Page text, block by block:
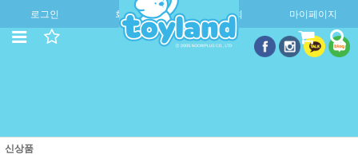
로그인 회원가입 주문조회 마이페이지
신상품